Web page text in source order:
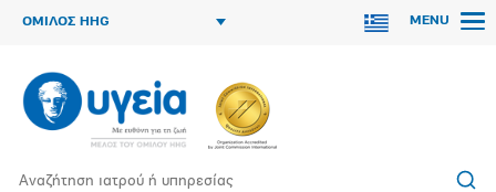
ΟΜΙΛΟΣ HHG MENU